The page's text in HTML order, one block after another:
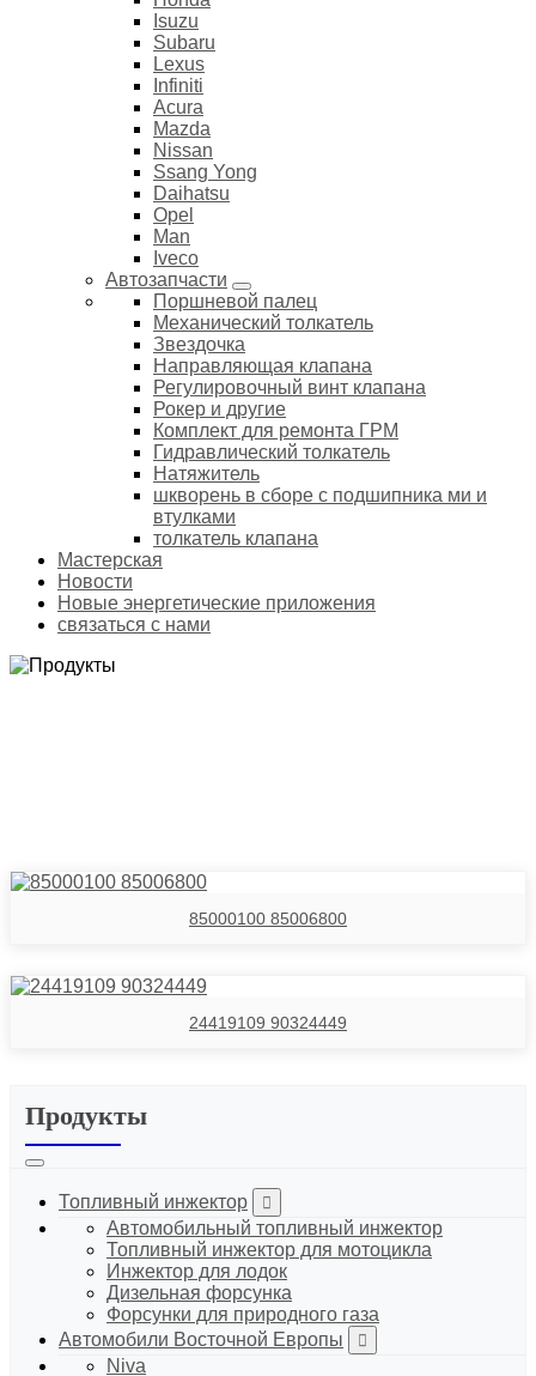
Isuzu
Subaru
Lexus
Infiniti
Acura
Mazda
Nissan
Ssang Yong
Daihatsu
Opel
Man
Iveco
Автозапчасти
Поршневой палец
Механический толкатель
Звездочка
Направляющая клапана
Регулировочный винт клапана
Рокер и другие
Комплект для ремонта ГРМ
Гидравлический толкатель
Натяжитель
шкворень в сборе с подшипника ми и
втулками
толкатель клапана
Мастерская
Новости
Новые энергетические приложения
связаться с нами
85000100 85006800
24419109 90324449
Продукты
Топливный инжектор
Автомобильный топливный инжектор
Топливный инжектор для мотоцикла
Инжектор для лодок
Дизельная форсунка
Форсунки для природного газа
Автомобили Восточной Европы
Niva